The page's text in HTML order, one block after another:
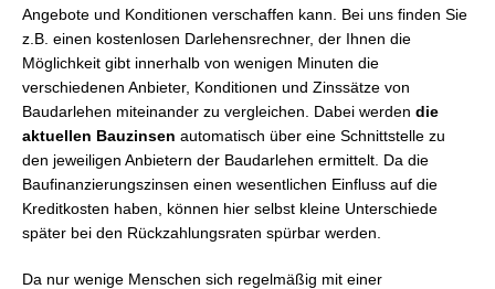
Angebote und Konditionen verschaffen kann. Bei uns finden Sie
z.B. einen kostenlosen Darlehensrechner, der Ihnen die
Möglichkeit gibt innerhalb von wenigen Minuten die
verschiedenen Anbieter, Konditionen und Zinssätze von
Baudarlehen miteinander zu vergleichen. Dabei werden die
aktuellen Bauzinsen automatisch über eine Schnittstelle zu
den jeweiligen Anbietern der Baudarlehen ermittelt. Da die
Baufinanzierungszinsen einen wesentlichen Einfluss auf die
Kreditkosten haben, können hier selbst kleine Unterschiede
später bei den Rückzahlungsraten spürbar werden.
Da nur wenige Menschen sich regelmäßig mit einer